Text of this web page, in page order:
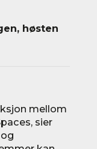
høsten
mellom
sier